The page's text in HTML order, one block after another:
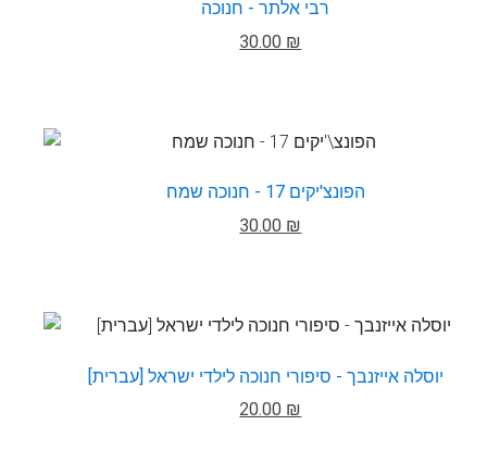
רבי אלתר - חנוכה
30.00 ₪
הפונצ'יקים 17 - חנוכה שמח
30.00 ₪
יוסלה אייזנבך - סיפורי חנוכה לילדי ישראל [עברית]
20.00 ₪